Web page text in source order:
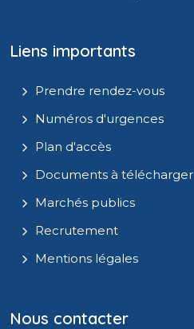
Liens importants
Prendre rendez-vous
Numéros d'urgences
Plan d'accès
Documents à télécharger
Marchés publics
Recrutement
Mentions légales
Nous contacter